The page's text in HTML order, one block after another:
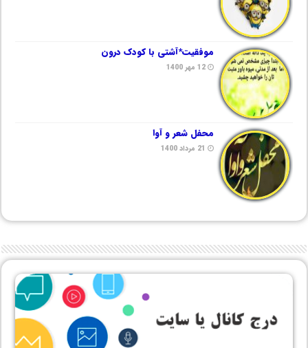
موفقیت*آشتی با کودک درون
12 مهر 1400
محفل شعر و آوا
21 مرداد 1400